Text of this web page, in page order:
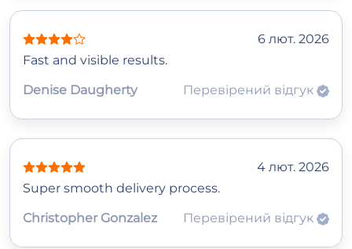
6 лют. 2026
Fast and visible results.
Denise Daugherty
Перевірений відгук
4 лют. 2026
Super smooth delivery process.
Christopher Gonzalez
Перевірений відгук